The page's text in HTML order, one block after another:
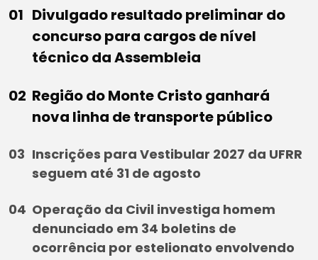
Divulgado resultado preliminar do
concurso para cargos de nível
técnico da Assembleia
Região do Monte Cristo ganhará
nova linha de transporte público
Inscrições para Vestibular 2027 da UFRR
seguem até 31 de agosto
Operação da Civil investiga homem
denunciado em 34 boletins de
ocorrência por estelionato envolvendo